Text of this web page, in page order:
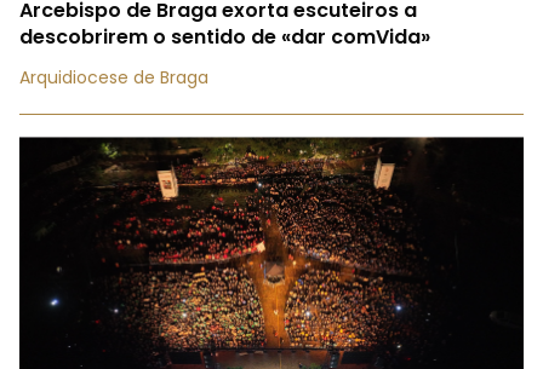
Arcebispo de Braga exorta escuteiros a
descobrirem o sentido de «dar comVida»
Arquidiocese de Braga